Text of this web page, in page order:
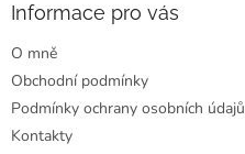
Informace pro vás
O mně
Obchodní podmínky
Podmínky ochrany osobních údajů
Kontakty